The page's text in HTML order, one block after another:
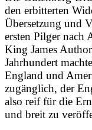
den erbitterten
Übersetzung und
ersten Pilger nach
King James
Jahrhundert
England und
zugänglich, der
also reif für die
und breit zu